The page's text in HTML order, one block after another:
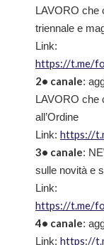
LAVORO che
triennale e
Link:
https://t.me/
2• canale:
LAVORO che
all’Ordine
Link: https://
3• canale:
sulle novità e
Link:
https://t.me/
4• canale:
Link: https://